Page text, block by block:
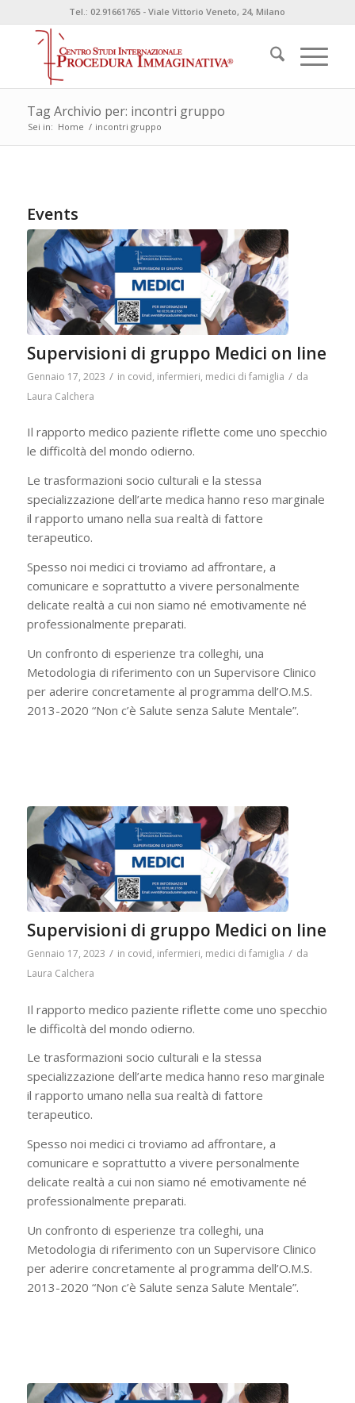
Tel.: 02.91661765 - Viale Vittorio Veneto, 24, Milano
Tag Archivio per: incontri gruppo
Sei in: Home / incontri gruppo
Events
Supervisioni di gruppo Medici on line
Gennaio 17, 2023 / in covid, infermieri, medici di famiglia / da
Laura Calchera
Il rapporto medico paziente riflette come uno specchio
le difficoltà del mondo odierno.
Le trasformazioni socio culturali e la stessa
specializzazione dell’arte medica hanno reso marginale
il rapporto umano nella sua realtà di fattore
terapeutico.
Spesso noi medici ci troviamo ad affrontare, a
comunicare e soprattutto a vivere personalmente
delicate realtà a cui non siamo né emotivamente né
professionalmente preparati.
Un confronto di esperienze tra colleghi, una
Metodologia di riferimento con un Supervisore Clinico
per aderire concretamente al programma dell’O.M.S.
2013-2020 “Non c’è Salute senza Salute Mentale”.
Supervisioni di gruppo Medici on line
Gennaio 17, 2023 / in covid, infermieri, medici di famiglia / da
Laura Calchera
Il rapporto medico paziente riflette come uno specchio
le difficoltà del mondo odierno.
Le trasformazioni socio culturali e la stessa
specializzazione dell’arte medica hanno reso marginale
il rapporto umano nella sua realtà di fattore
terapeutico.
Spesso noi medici ci troviamo ad affrontare, a
comunicare e soprattutto a vivere personalmente
delicate realtà a cui non siamo né emotivamente né
professionalmente preparati.
Un confronto di esperienze tra colleghi, una
Metodologia di riferimento con un Supervisore Clinico
per aderire concretamente al programma dell’O.M.S.
2013-2020 “Non c’è Salute senza Salute Mentale”.